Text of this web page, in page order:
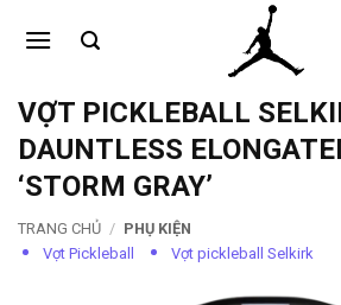
qua
dungVỢT PICKLEBALL
DAUNTLESS
‘STORM GRAY’
TRANG CHỦ / PHỤ KIỆN
Vợt Pickleball
Vợt pickleball Selkirk